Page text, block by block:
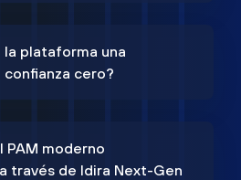
plataforma una
cero?
PAM moderno
través de Idira Next-Gen